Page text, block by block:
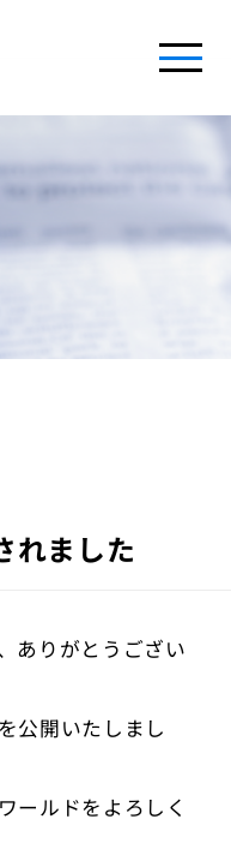
れました
ありがとうござい
公開いたしまし
ールドをよろしく